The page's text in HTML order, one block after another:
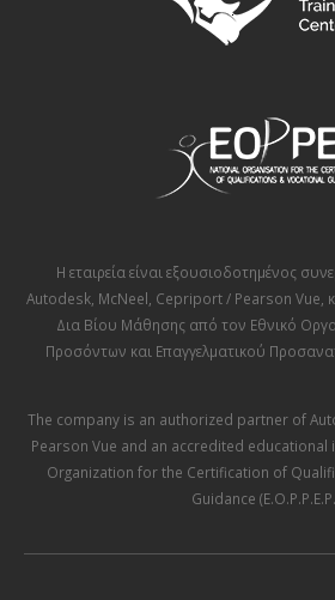
Η εταιρεία είναι εξουσιοδοτημένος
Autodesk, McNeel Cepriport / Pearson Vue
Δια Βίου Μάθησης από τον Εθνικό
Προσόντων και Επαγγελματικού
The company is an authorized partner of
Pearson Vue and an accredited educational
Organization for the Certification of
Guidance